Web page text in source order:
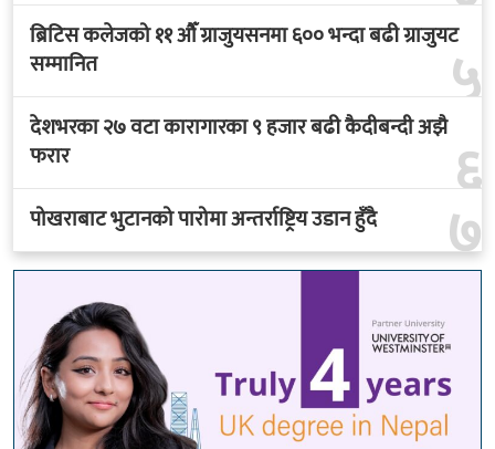
५
ब्रिटिस कलेजको ११ औँ ग्राजुयसनमा ६०० भन्दा बढी ग्राजुयट
सम्मानित
६
देशभरका २७ वटा कारागारका ९ हजार बढी कैदीबन्दी अझै
फरार
७
पोखराबाट भुटानको पारोमा अन्तर्राष्ट्रिय उडान हुँदै